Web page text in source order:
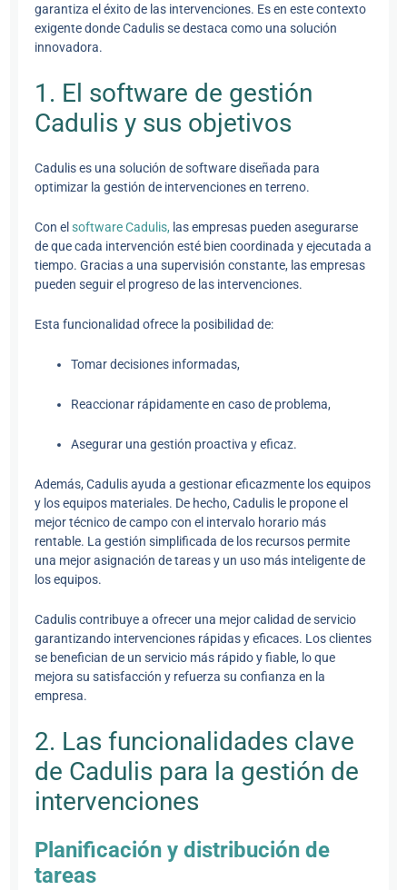
garantiza el éxito de las intervenciones. Es en este contexto
exigente donde Cadulis se destaca como una solución
innovadora.
1. El software de gestión
Cadulis y sus objetivos
Cadulis es una solución de software diseñada para
optimizar la gestión de intervenciones en terreno.
Con elsoftware Cadulis, las empresas pueden asegurarse
de que cada intervención esté bien coordinada y ejecutada a
tiempo. Gracias a una supervisión constante, las empresas
pueden seguir el progreso de las intervenciones.
Esta funcionalidad ofrece la posibilidad de:
Tomar decisiones informadas,
Reaccionar rápidamente en caso de problema,
Asegurar una gestión proactiva y eficaz.
Además, Cadulis ayuda a gestionar eficazmente los equipos
y los equipos materiales. De hecho, Cadulis le propone el
mejor técnico de campo con el intervalo horario más
rentable. La gestión simplificada de los recursos permite
una mejor asignación de tareas y un uso más inteligente de
los equipos.
Cadulis contribuye a ofrecer una mejor calidad de servicio
garantizando intervenciones rápidas y eficaces. Los clientes
se benefician de un servicio más rápido y fiable, lo que
mejora su satisfacción y refuerza su confianza en la
empresa.
2. Las funcionalidades clave
de Cadulis para la gestión de
intervenciones
Planificación y distribución de
tareas